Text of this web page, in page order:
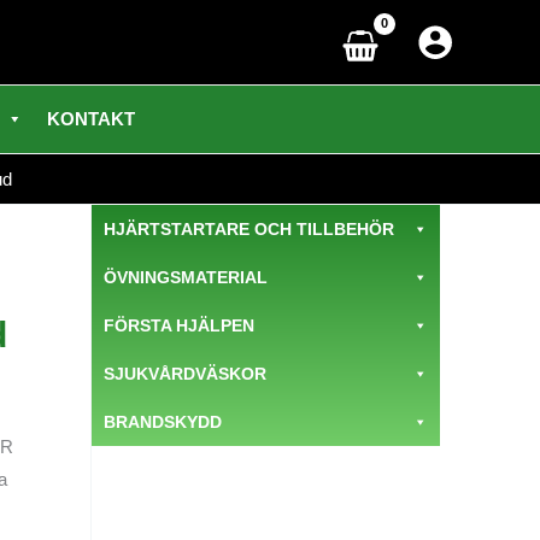
KONTAKT
HJÄRTSTARTARE OCH TILLBEHÖR
ÖVNINGSMATERIAL
FÖRSTA HJÄLPEN
SJUKVÅRDVÄSKOR
BRANDSKYDD